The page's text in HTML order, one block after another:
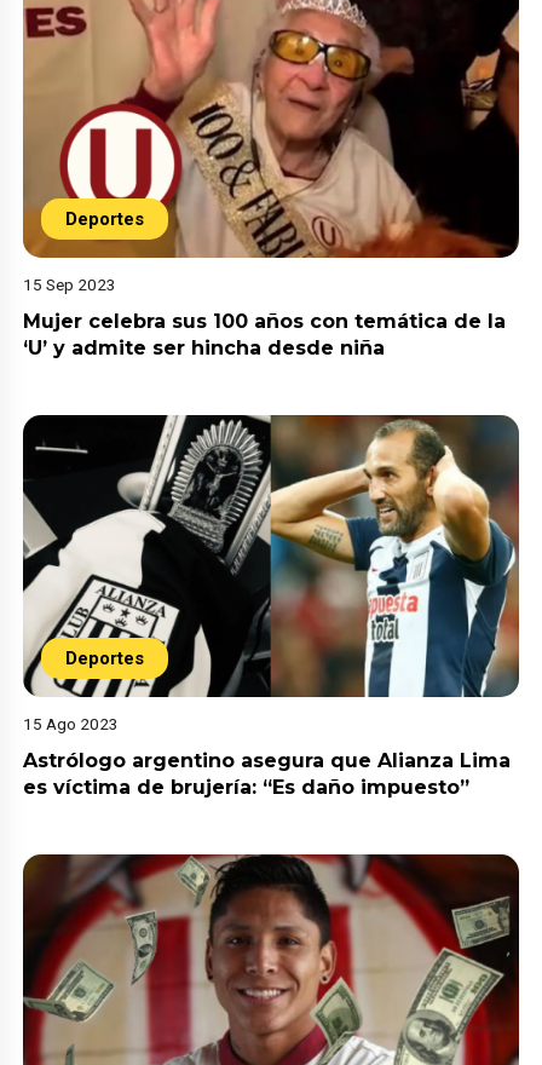
Deportes
15 Sep 2023
Mujer celebra sus 100 años con temática de la
‘U’ y admite ser hincha desde niña
Deportes
15 Ago 2023
Astrólogo argentino asegura que Alianza Lima
es víctima de brujería: “Es daño impuesto”